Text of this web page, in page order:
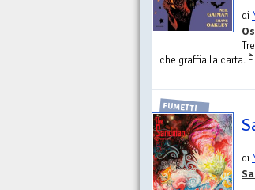
di
che graffia la carta.
FUMETTI
di